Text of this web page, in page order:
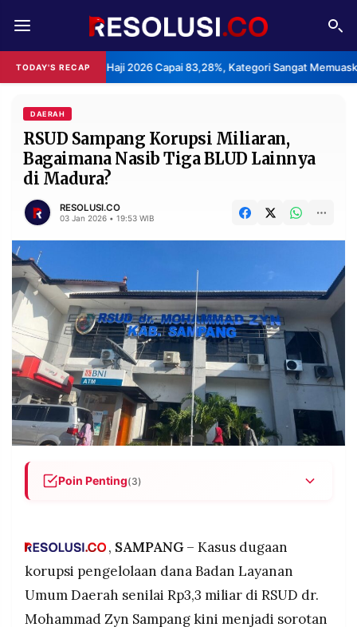
TODAY'S RECAP
Haji 2026 Capai 83,28%, Kategori Sangat Memuaskan. •
REDAKSI TENTANG
RESOLUSI IKLAN
RUBRIKASI
EDITORIAL AKSARA
FINANSIA PERSONA
DAERAH NASIONAL
MANCA SPORT
INFORMASI
PRIVACY
POLICY
BERITA
WARGA
INFORMASI
IKLAN
KIRIM
TULISAN
PENGADUAN TERM
KAMI
DAERAH
RSUD Sampang Korupsi Miliaran,
Bagaimana Nasib Tiga BLUD Lainnya
di Madura?
RESOLUSI.CO
03 Jan 2026 • 19:53 WIB
Poin Penting(3)
BLUD rumah sakit di empat kabupaten Madura,
satu tersangka.
Empat RSUD di Madura memiliki capaian berbeda
dalam pengelolaan BLUD—Sumenep unggul
, SAMPANG– Kasus dugaan
korupsi pengelolaan dana Badan Layanan
Umum Daerah senilai Rp3,3 miliar di RSUD dr.
Mohammad Zyn Sampang kini menjadi sorotan